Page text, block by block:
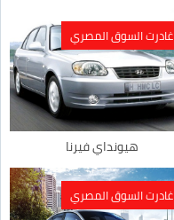
غادرت السوق المصري
هيونداي فيرنا
غادرت السوق المصري